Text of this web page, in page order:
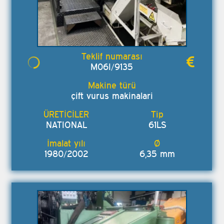
M06I/9135
çift vurus makinalari
NATIONAL 61LS
1980/2002 6,35 mm